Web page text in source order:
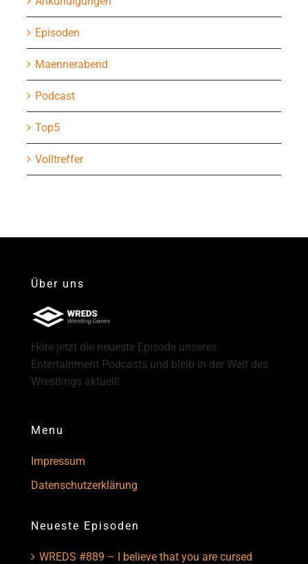
Episoden
Maennerabend
Podcast
Top5
Volltreffer
Über uns
Höre jetzt die neueste Episode unseres
Entertainment Podcasts und bleib in der Welt des
Wrestlings aktuell!
Menu
Impressum
Datenschutzerklärung
Neueste Episoden
WREDS #889 – I believe that you are cursed